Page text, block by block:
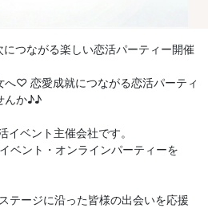
つながる楽しい恋活パーティー開催
へ♡ 恋愛成就につながる恋活パーティ
んか♪♪
ベント主催会社です。
ベント・オンラインパーティーを
テージに沿った皆様の出会いを応援